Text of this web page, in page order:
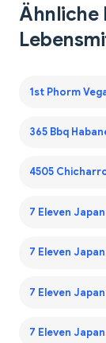
Ähnliche
1st Phorm
365 Bbq
4505
7 Eleven
7 Eleven
7 Eleven
7 Eleven